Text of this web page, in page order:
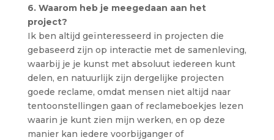
6. Waarom heb je meegedaan aan het
project?
Ik ben altijd geïnteresseerd in projecten die
gebaseerd zijn op interactie met de samenleving,
waarbij je je kunst met absoluut iedereen kunt
delen, en natuurlijk zijn dergelijke projecten
goede reclame, omdat mensen niet altijd naar
tentoonstellingen gaan of reclameboekjes lezen
waarin je kunt zien mijn werken, en op deze
manier kan iedere voorbijganger of